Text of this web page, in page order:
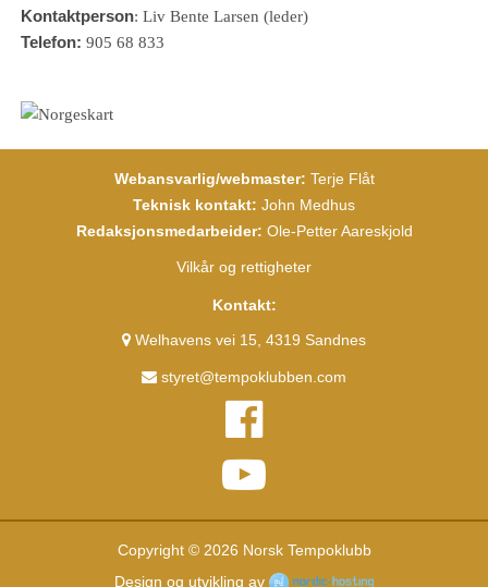
Kontaktperson: Liv Bente Larsen (leder)
Telefon: 905 68 833
Webansvarlig/webmaster: Terje Flåt
Teknisk kontakt: John Medhus
Redaksjonsmedarbeider: Ole-Petter Aareskjold
Vilkår og rettigheter
Kontakt:
Welhavens vei 15, 4319 Sandnes
styret@tempoklubben.com
Copyright © 2026 Norsk Tempoklubb
Design og utvikling av